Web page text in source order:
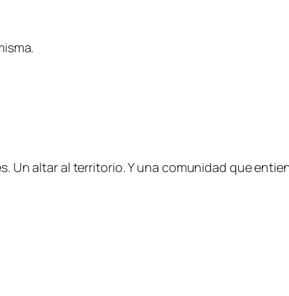
Un altar al territorio. Y una comunidad que